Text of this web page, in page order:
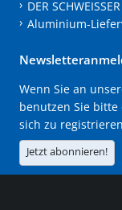
DER SCHWEISSER
Aluminium-
Wenn Sie an
benutzen Sie
sich zu
Jetzt abonnieren!